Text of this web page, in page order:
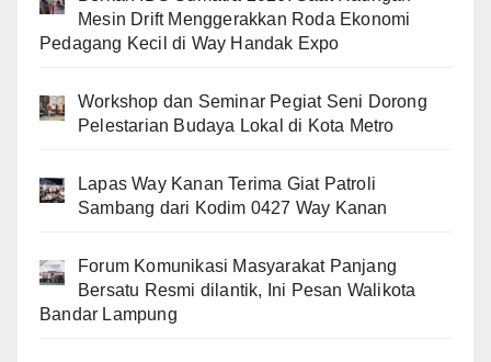
Mesin Drift Menggerakkan Roda Ekonomi
Pedagang Kecil di Way Handak Expo
Workshop dan Seminar Pegiat Seni Dorong
Pelestarian Budaya Lokal di Kota Metro
Lapas Way Kanan Terima Giat Patroli
Sambang dari Kodim 0427 Way Kanan
Forum Komunikasi Masyarakat Panjang
Bersatu Resmi dilantik, Ini Pesan Walikota
Bandar Lampung